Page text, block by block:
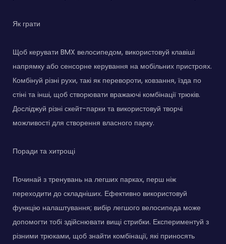
Як грати
Щоб керувати BMX велосипедом, використовуй клавіші
напрямку або сенсорне керування на мобільних пристроях.
Комбінуй різні рухи, такі як перевороти, ковзання, їзда по
стіні та інші, щоб створювати вражаючі комбінації трюків.
Досліджуй різні скейт-парки та використовуй творчі
можливості для створення власного парку.
Поради та хитрощі
Починай з тренувань на легших парках, перш ніж
переходити до складніших. Ефективно використовуй
функцію налаштування; вибір легшого велосипеда може
допомогти тобі здійснювати вищі стрибки. Експериментуй з
різними трюками, щоб знайти комбінації, які приносять